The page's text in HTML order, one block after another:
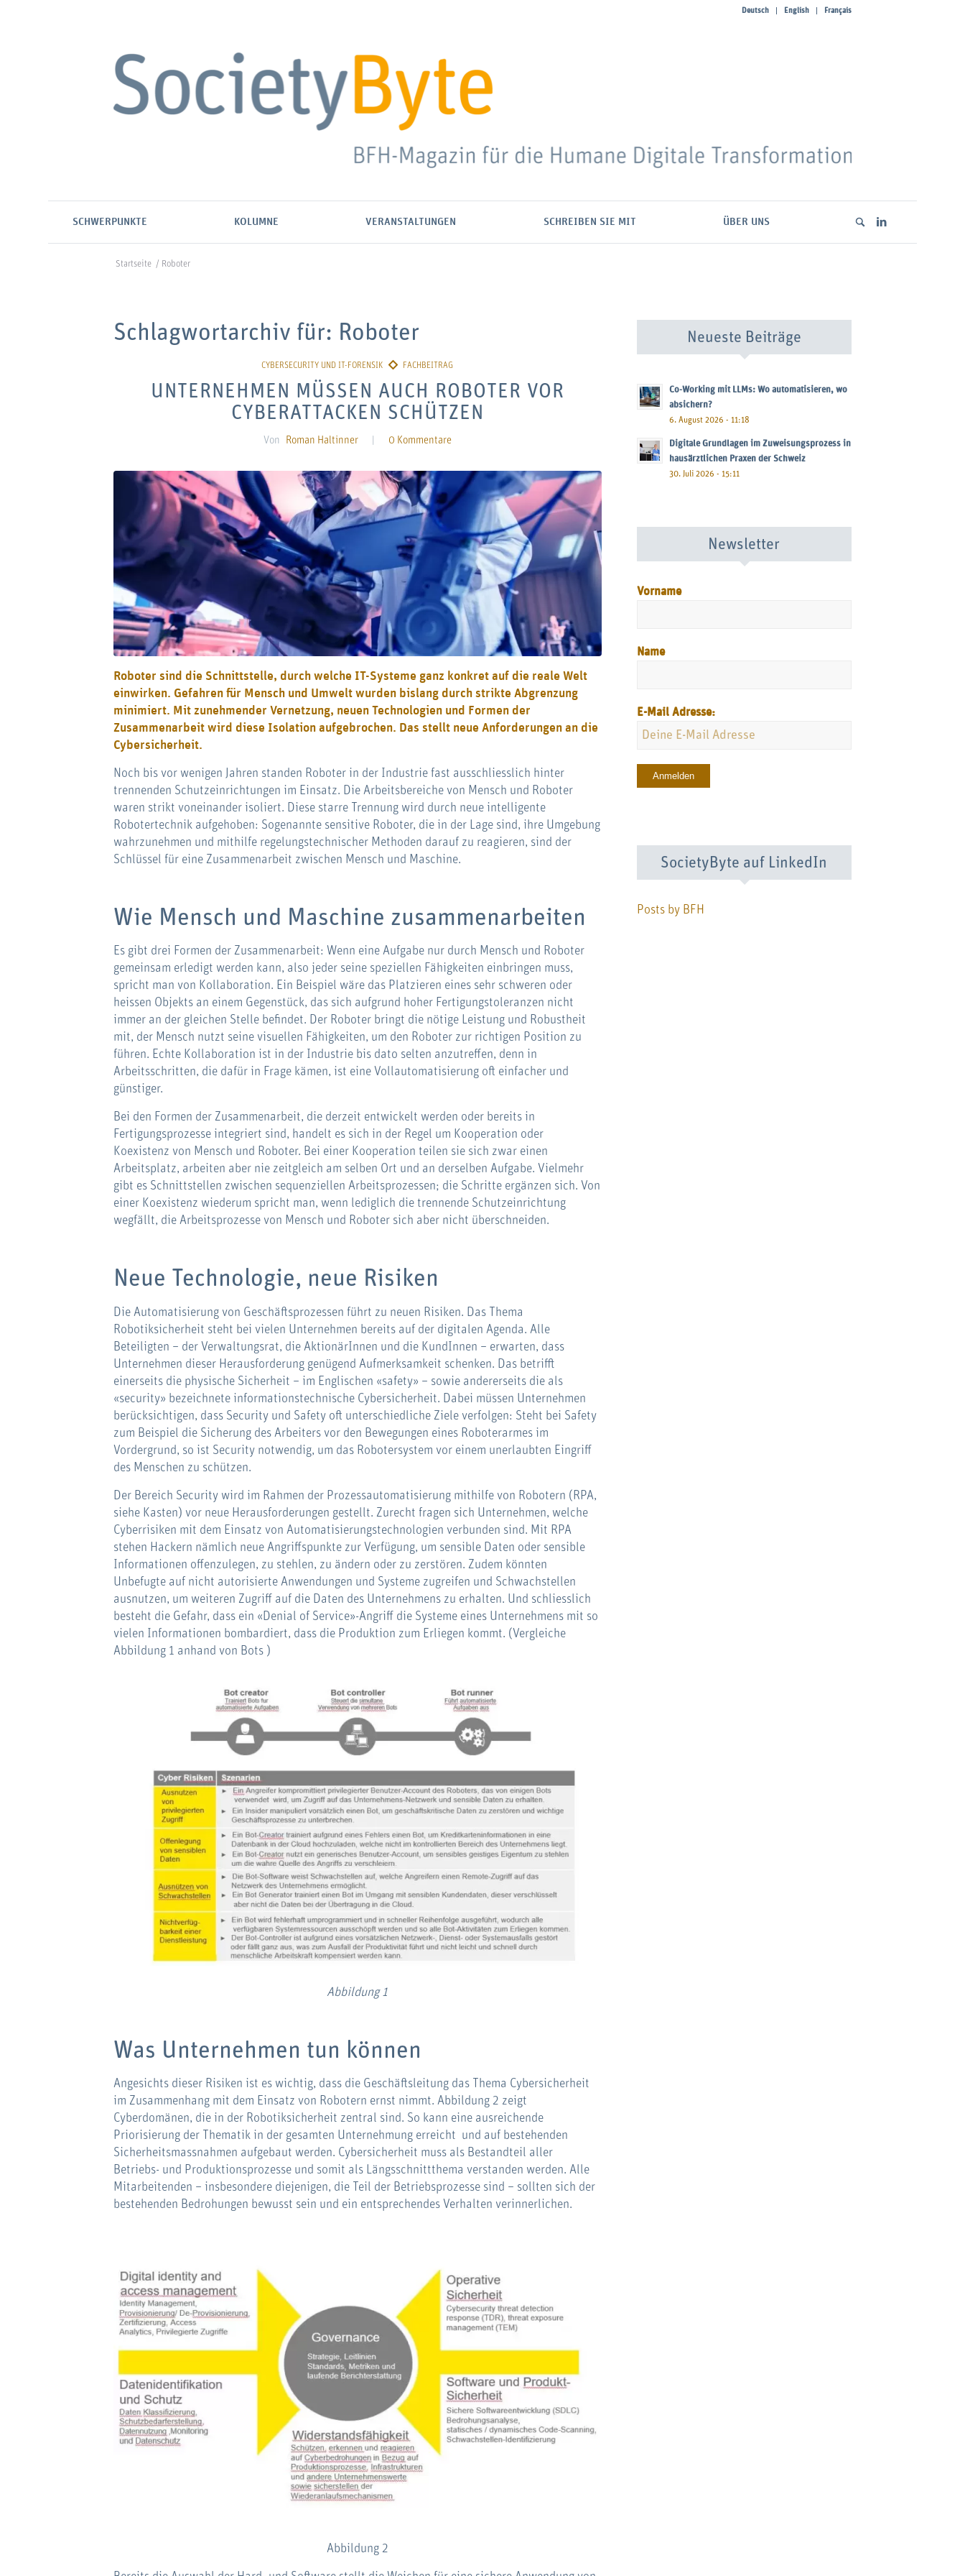
Deutsch English Français
SCHWERPUNKTE KOLUMNE VERANSTALTUNGEN SCHREIBEN SIE MIT ÜBER UNS
Startseite / Roboter
Schlagwortarchiv für: Roboter
UNTERNEHMEN MÜSSEN AUCH ROBOTER VOR
CYBERATTACKEN SCHÜTZEN
Von Roman Haltinner 0 Kommentare
Roboter sind die Schnittstelle, durch welche IT-Systeme ganz konkret auf die reale Welt
einwirken. Gefahren für Mensch und Umwelt wurden bislang durch strikte Abgrenzung
minimiert. Mit zunehmender Vernetzung, neuen Technologien und Formen der
Zusammenarbeit wird diese Isolation aufgebrochen. Das stellt neue Anforderungen an die
Cybersicherheit.
Noch bis vor wenigen Jahren standen Roboter in der Industrie fast ausschliesslich hinter
trennenden Schutzeinrichtungen im Einsatz. Die Arbeitsbereiche von Mensch und Roboter
waren strikt voneinander isoliert. Diese starre Trennung wird durch neue intelligente
Robotertechnik aufgehoben: Sogenannte sensitive Roboter, die in der Lage sind, ihre Umgebung
wahrzunehmen und mithilfe regelungstechnischer Methoden darauf zu reagieren, sind der
Schlüssel für eine Zusammenarbeit zwischen Mensch und Maschine.
Wie Mensch und Maschine zusammenarbeiten
Es gibt drei Formen der Zusammenarbeit: Wenn eine Aufgabe nur durch Mensch und Roboter
gemeinsam erledigt werden kann, also jeder seine speziellen Fähigkeiten einbringen muss,
spricht man von Kollaboration. Ein Beispiel wäre das Platzieren eines sehr schweren oder
heissen Objekts an einem Gegenstück, das sich aufgrund hoher Fertigungstoleranzen nicht
immer an der gleichen Stelle beﬁndet. Der Roboter bringt die nötige Leistung und Robustheit
mit, der Mensch nutzt seine visuellen Fähigkeiten, um den Roboter zur richtigen Position zu
führen. Echte Kollaboration ist in der Industrie bis dato selten anzutreffen, denn in
Arbeitsschritten, die dafür in Frage kämen, ist eine Vollautomatisierung oft einfacher und
günstiger.
Bei den Formen der Zusammenarbeit, die derzeit entwickelt werden oder bereits in
Fertigungsprozesse integriert sind, handelt es sich in der Regel um Kooperation oder
Koexistenz von Mensch und Roboter. Bei einer Kooperation teilen sie sich zwar einen
Arbeitsplatz, arbeiten aber nie zeitgleich am selben Ort und an derselben Aufgabe. Vielmehr
gibt es Schnittstellen zwischen sequenziellen Arbeitsprozessen; die Schritte ergänzen sich. Von
einer Koexistenz wiederum spricht man, wenn lediglich die trennende Schutzeinrichtung
wegfällt, die Arbeitsprozesse von Mensch und Roboter sich aber nicht überschneiden.
Neue Technologie, neue Risiken
Die Automatisierung von Geschäftsprozessen führt zu neuen Risiken. Das Thema
Robotiksicherheit steht bei vielen Unternehmen bereits auf der digitalen Agenda. Alle
Beteiligten – der Verwaltungsrat, die AktionärInnen und die KundInnen – erwarten, dass
Unternehmen dieser Herausforderung genügend Aufmerksamkeit schenken. Das betrifft
einerseits die physische Sicherheit – im Englischen «safety» – sowie andererseits die als
«security» bezeichnete informationstechnische Cybersicherheit. Dabei müssen Unternehmen
berücksichtigen, dass Security und Safety oft unterschiedliche Ziele verfolgen: Steht bei Safety
zum Beispiel die Sicherung des Arbeiters vor den Bewegungen eines Roboterarmes im
Vordergrund, so ist Security notwendig, um das Robotersystem vor einem unerlaubten Eingriff
des Menschen zu schützen.
Der Bereich Security wird im Rahmen der Prozessautomatisierung mithilfe von Robotern (RPA,
siehe Kasten) vor neue Herausforderungen gestellt. Zurecht fragen sich Unternehmen, welche
Cyberrisiken mit dem Einsatz von Automatisierungstechnologien verbunden sind. Mit RPA
stehen Hackern nämlich neue Angriffspunkte zur Verfügung, um sensible Daten oder sensible
Informationen offenzulegen, zu stehlen, zu ändern oder zu zerstören. Zudem könnten
Unbefugte auf nicht autorisierte Anwendungen und Systeme zugreifen und Schwachstellen
ausnutzen, um weiteren Zugriff auf die Daten des Unternehmens zu erhalten. Und schliesslich
besteht die Gefahr, dass ein «Denial of Service»-Angriff die Systeme eines Unternehmens mit so
vielen Informationen bombardiert, dass die Produktion zum Erliegen kommt. (Vergleiche
Abbildung 1 anhand von Bots )
Abbildung 1
Was Unternehmen tun können
Angesichts dieser Risiken ist es wichtig, dass die Geschäftsleitung das Thema Cybersicherheit
im Zusammenhang mit dem Einsatz von Robotern ernst nimmt. Abbildung 2 zeigt
Cyberdomänen, die in der Robotiksicherheit zentral sind. So kann eine ausreichende
Priorisierung der Thematik in der gesamten Unternehmung erreicht und auf bestehenden
Sicherheitsmassnahmen aufgebaut werden. Cybersicherheit muss als Bestandteil aller
Betriebs- und Produktionsprozesse und somit als Längsschnittthema verstanden werden. Alle
Mitarbeitenden – insbesondere diejenigen, die Teil der Betriebsprozesse sind – sollten sich der
bestehenden Bedrohungen bewusst sein und ein entsprechendes Verhalten verinnerlichen.
Abbildung 2
Neueste Beiträge
Co-Working mit LLMs: Wo automatisieren, wo
absichern?
6. August 2026 - 11:18
Digitale Grundlagen im Zuweisungsprozess in
hausärztlichen Praxen der Schweiz
30. Juli 2026 - 15:11
Newsletter
Vorname
Name
E-Mail Adresse:
SocietyByte auf LinkedIn
Posts by BFH